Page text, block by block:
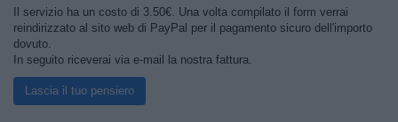
Il servizio ha un costo di 3.50€. Una volta compilato il form verrai
reindirizzato al sito web di PayPal per il pagamento sicuro dell'importo
dovuto.
In seguito riceverai via e-mail la nostra fattura.
Lascia il tuo pensiero